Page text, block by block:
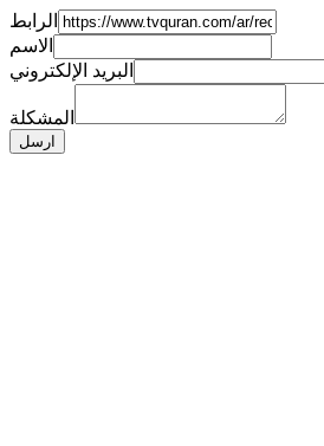
الرابط
الاسم
البريد الإلكتروني
المشكلة
ارسل